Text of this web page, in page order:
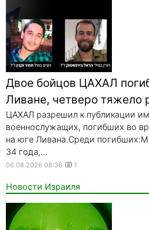
Двое бойцов ЦАХАЛ
Ливане, четверо тяжело
ЦАХАЛ разрешил к публикации
военнослужащих, погибших во
на юге Ливана.Среди
34 года,...
06.08.2026 08:36 1
Новости Израиля